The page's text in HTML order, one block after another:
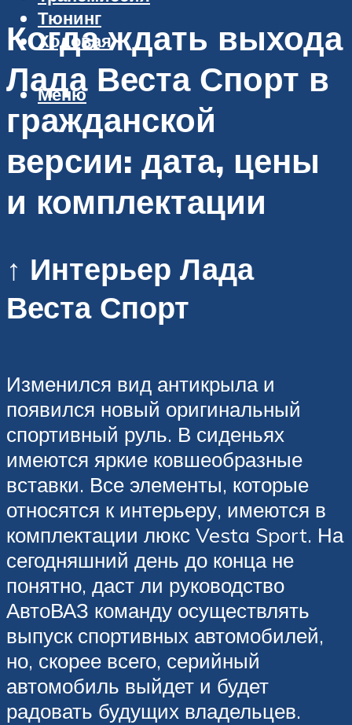
Тюнинг
Ходовая
Меню
Когда ждать выхода
Лада Веста Спорт в
гражданской
версии: дата, цены
и комплектации
↑ Интерьер Лада
Веста Спорт
Изменился вид антикрыла и
появился новый оригинальный
спортивный руль. В сиденьях
имеются яркие ковшеобразные
вставки. Все элементы, которые
относятся к интерьеру, имеются в
комплектации люкс Vesta Sport. На
сегодняшний день до конца не
понятно, даст ли руководство
АвтоВАЗ команду осуществлять
выпуск спортивных автомобилей,
но, скорее всего, серийный
автомобиль выйдет и будет
радовать будущих владельцев.